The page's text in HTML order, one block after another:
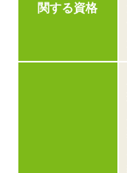
関する資格